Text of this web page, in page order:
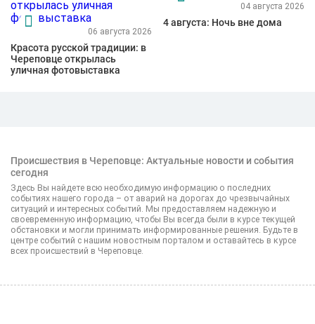
06 августа 2026
Красота русской традиции: в
Череповце открылась
уличная фотовыставка
04 августа 2026
4 августа: Ночь вне дома
Происшествия в Череповце: Актуальные новости и события
сегодня
Здесь Вы найдете всю необходимую информацию о последних
событиях нашего города – от аварий на дорогах до чрезвычайных
ситуаций и интересных событий. Мы предоставляем надежную и
своевременную информацию, чтобы Вы всегда были в курсе текущей
обстановки и могли принимать информированные решения. Будьте в
центре событий с нашим новостным порталом и оставайтесь в курсе
всех происшествий в Череповце.